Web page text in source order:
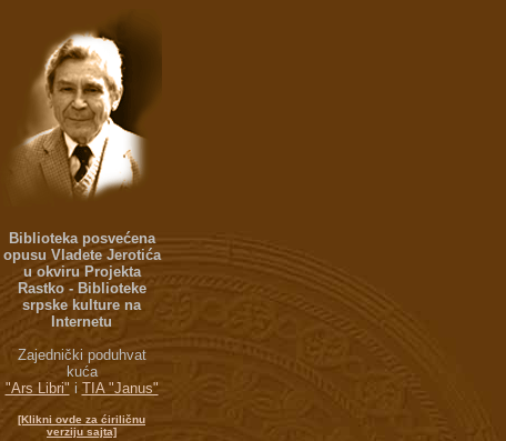
Biblioteka posvećena
opusu Vladete Jerotića
u okviru Projekta
Rastko - Biblioteke
srpske kulture na
Internetu
Zajednički poduhvat
kuća
"Ars Libri" i TIA "Janus"
[Klikni ovde za ćiriličnu
verziju sajta]